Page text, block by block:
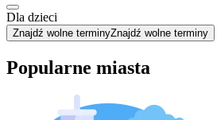
Dla dzieci
Znajdź wolne terminyZnajdź wolne terminy
Popularne miasta